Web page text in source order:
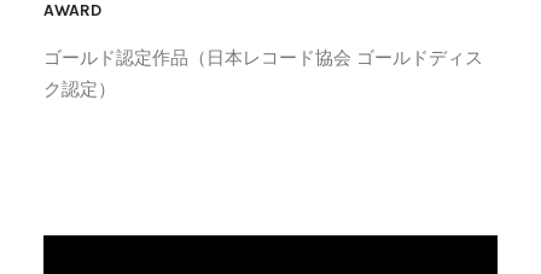
AWARD
ゴールド認定作品（日本レコード協会 ゴールドディス
ク認定）